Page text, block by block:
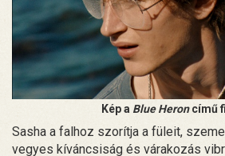
Kép a Blue Heroncímű
Sasha a falhoz szorítja a füleit,
vegyes kíváncsiság és várakozás